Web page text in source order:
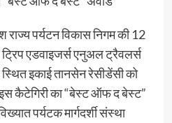
पर्यटन विकास निगम की 12
एडवाइजर्स एनुअल ट्रैवलर्स
स्थित इकाई तानसेन रेसीडेंसी को
कैटेगिरी का “बेस्ट ऑफ द बेस्ट”
पर्यटक मार्गदर्शी संस्था